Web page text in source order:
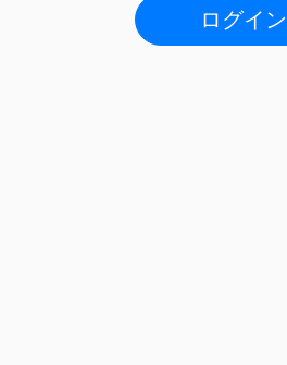
ログイン